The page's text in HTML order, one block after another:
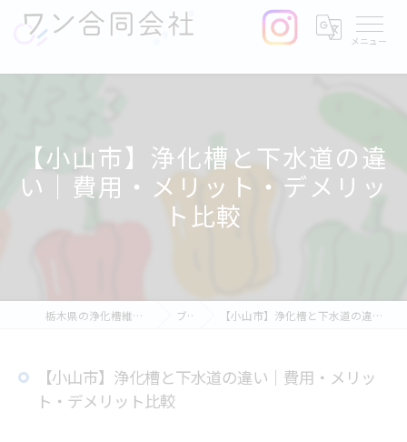
【小山市】浄化槽と下水道の違
い｜費用・メリット・デメリッ
ト比較
栃木県の浄化槽維持管理ならワン合同会社 ブログ 【小山市】浄化槽と下水道の違い｜費用・メリット・デメリット比較
【小山市】浄化槽と下水道の違い｜費用・メリッ
ト・デメリット比較